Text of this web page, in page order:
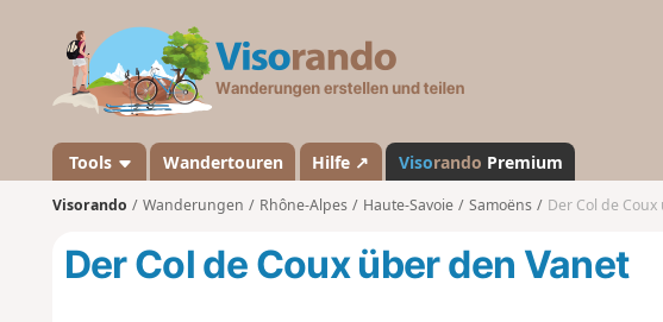
a
n
d
Tools Wandertouren Hilfe ↗ Visorando Premium
Visorando Wanderungen Rhône-Alpes Haute-Savoie Samoëns Der Col de
Der Col de Coux über den Vanet